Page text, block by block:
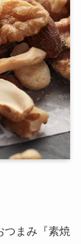
つまみ『素焼